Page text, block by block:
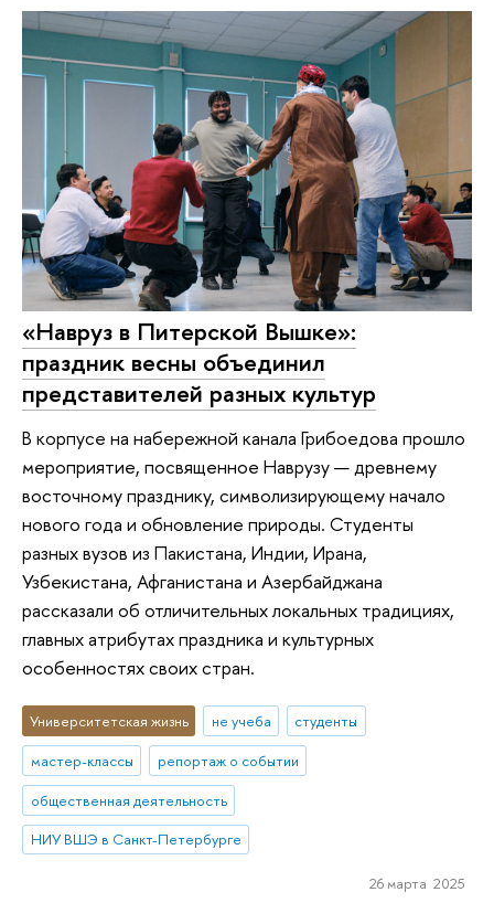
«Навруз в Питерской Вышке»:
праздник весны объединил
представителей разных культур
В корпусе на набережной канала Грибоедова прошло
мероприятие, посвященное Наврузу — древнему
восточному празднику, символизирующему начало
нового года и обновление природы. Студенты
разных вузов из Пакистана, Индии, Ирана,
Узбекистана, Афганистана и Азербайджана
рассказали об отличительных локальных традициях,
главных атрибутах праздника и культурных
особенностях своих стран.
Университетская жизнь не учеба
студенты
мастер-классы
репортаж о событии
общественная деятельность
НИУ ВШЭ в Санкт-Петербурге
26 марта 2025